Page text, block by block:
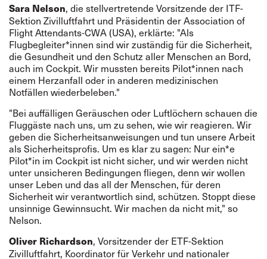
Sara Nelson, die stellvertretende Vorsitzende der ITF-
Sektion Zivilluftfahrt und Präsidentin der Association of
Flight Attendants-CWA (USA), erklärte: "Als
Flugbegleiter*innen sind wir zuständig für die Sicherheit,
die Gesundheit und den Schutz aller Menschen an Bord,
auch im Cockpit. Wir mussten bereits Pilot*innen nach
einem Herzanfall oder in anderen medizinischen
Notfällen wiederbeleben."
"Bei auffälligen Geräuschen oder Luftlöchern schauen die
Fluggäste nach uns, um zu sehen, wie wir reagieren. Wir
geben die Sicherheitsanweisungen und tun unsere Arbeit
als Sicherheitsprofis. Um es klar zu sagen: Nur ein*e
Pilot*in im Cockpit ist nicht sicher, und wir werden nicht
unter unsicheren Bedingungen fliegen, denn wir wollen
unser Leben und das all der Menschen, für deren
Sicherheit wir verantwortlich sind, schützen. Stoppt diese
unsinnige Gewinnsucht. Wir machen da nicht mit," so
Nelson.
Oliver Richardson, Vorsitzender der ETF-Sektion
Zivilluftfahrt, Koordinator für Verkehr und nationaler